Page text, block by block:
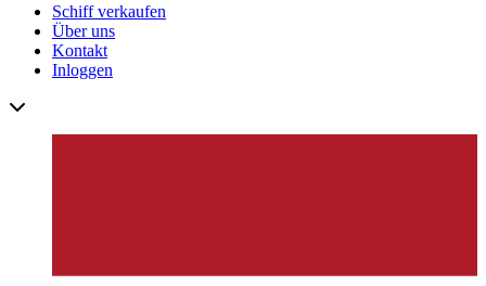
Schiff verkaufen
Über uns
Kontakt
Inloggen